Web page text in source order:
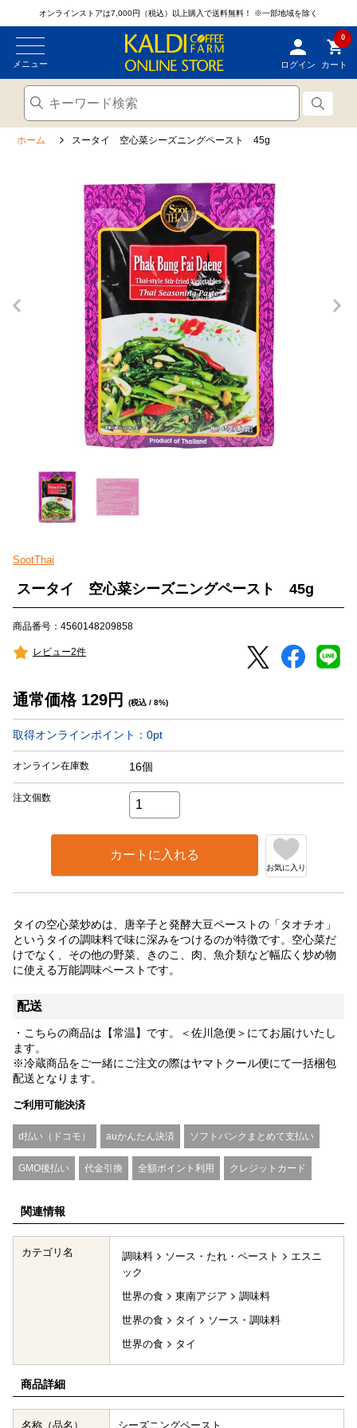
オンラインストアは7,000円（税込）以上購入で送料無料！ ※一部地域を除く
メニュー ログイン
0
カート
ホーム スータイ 空心菜シーズニングペースト 45g
SootThai
スータイ 空心菜シーズニングペースト 45g
商品番号：4560148209858
レビュー2件
通常価格 129円 (税込 / 8%)
取得オンラインポイント： 0pt
オンライン在庫数 16個
注文個数
カートに入れる
お気に入り
タイの空心菜炒めは、唐辛子と発酵大豆ペーストの「タオチオ」
というタイの調味料で味に深みをつけるのが特徴です。空心菜だ
けでなく、その他の野菜、きのこ、肉、魚介類など幅広く炒め物
に使える万能調味ペーストです。
配送
・こちらの商品は【常温】です。＜佐川急便＞にてお届けいたし
ます。
※冷蔵商品をご一緒にご注文の際はヤマトクール便にて一括梱包
配送となります。
ご利用可能決済
d払い（ドコモ） auかんたん決済 ソフトバンクまとめて支払い
GMO後払い 代金引換 全額ポイント利用 クレジットカード
関連情報
カテゴリ名 調味料 ソース・たれ・ペースト
エスニ
ック
世界の食
東南アジア
調味料
世界の食
タイ
ソース・調味料
世界の食
タイ
商品詳細
名称（品名） シーズニングペースト